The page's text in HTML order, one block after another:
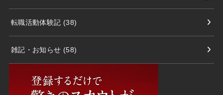
転職活動体験記 (38)
雑記・お知らせ (58)